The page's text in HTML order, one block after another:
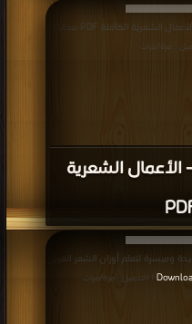
الشعرية
قراءة و تحميل كتاب كتاب سان جون بيرس - الأعمال الشعرية الكاملة PDF مجانا |
: مرة/مرات
لتعلم أوزان الشعر العربي
| التحميل : مرة/مرات